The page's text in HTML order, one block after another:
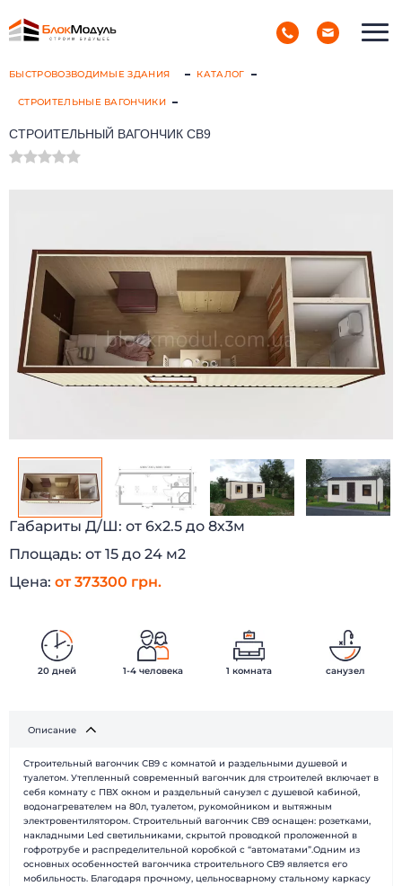
РУС
УКР
Наши работы
О компании
Наши клиенты
Технологии
Доставка и монтаж
Вопрос-ответ
Новости
Блог
Контакты
Отзывы
БЫСТРОВОЗВОДИМЫЕ ЗДАНИЯ КАТАЛОГ
СТРОИТЕЛЬНЫЕ ВАГОНЧИКИ
СТРОИТЕЛЬНЫЙ ВАГОНЧИК СВ9
Габариты Д/Ш: от 6х2.5 до 8х3м
Площадь: от 15 до 24 м2
Цена: от 373300 грн.
20 дней 1-4 человека 1 комната санузел
Описание
Строительный вагончик СВ9 с комнатой и раздельными душевой и
туалетом. Утепленный современный вагончик для строителей включает в
себя комнату с ПВХ окном и раздельный санузел с душевой кабиной,
водонагревателем на 80л, туалетом, рукомойником и вытяжным
электровентилятором. Строительный вагончик СВ9 оснащен: розетками,
накладными Led светильниками, скрытой проводкой проложенной в
гофротрубе и распределительной коробкой с “автоматами”.Одним из
основных особенностей вагончика строительного СВ9 является его
мобильность. Благодаря прочному, цельносварному стальному каркасу